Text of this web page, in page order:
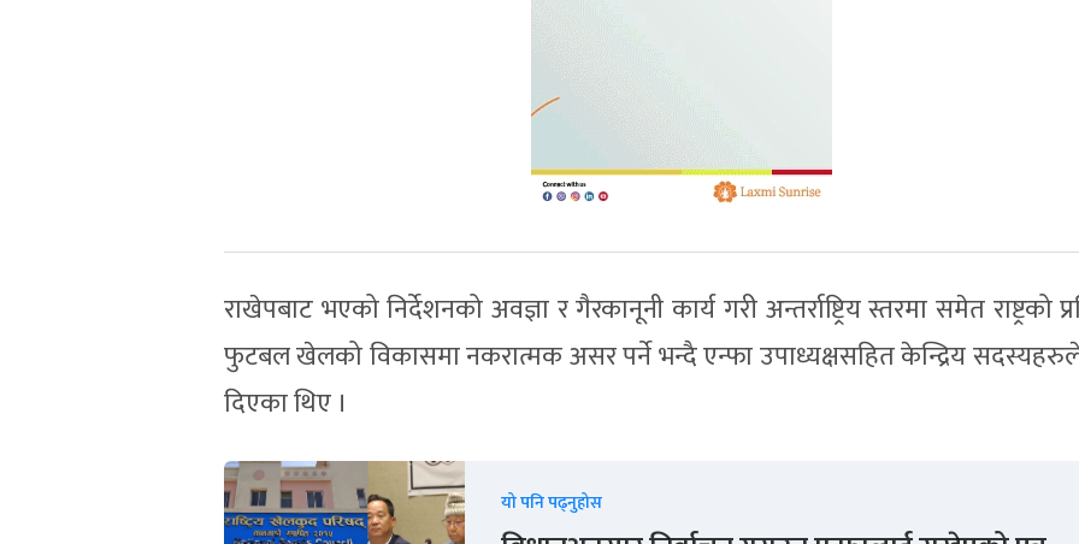
राखेपबाट भएको निर्देशनको अवज्ञा र गैरकानूनी कार्य गरी अन्तर्राष्ट्रिय स्तरमा समेत राष्ट्रको
फुटबल खेलको विकासमा नकरात्मक असर पर्ने भन्दै एन्फा उपाध्यक्षसहित केन्द्रिय
दिएका थिए ।
यो पनि पढ्नुहोस